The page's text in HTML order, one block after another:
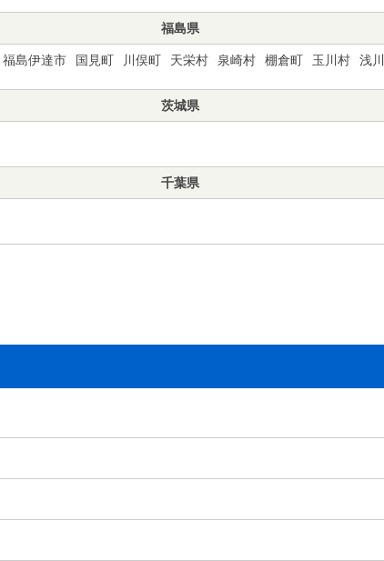
福島県
福島伊達市 国見町 川俣町 天栄村 泉崎村 棚倉町 玉川村 浅
茨城県
千葉県